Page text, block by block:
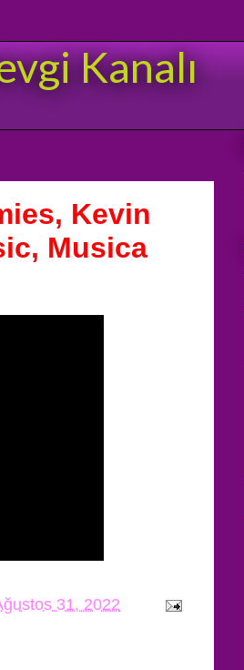
Kanalı
Kevin
Musica
31, 2022